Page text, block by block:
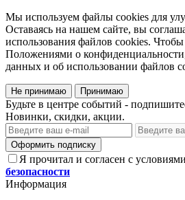
Мы используем файлы cookies для
Оставаясь на нашем сайте, вы
использования файлов cookies.
Положениями о
данных и об использовании файлов
Не принимаю Принимаю
Будьте в центре событий -
Новинки, скидки, акции.
Оформить подписку
Я прочитал и согласен с условиями
безопасности
Информация